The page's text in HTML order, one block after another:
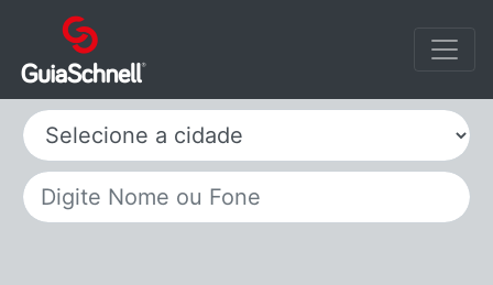
Selecione a cidade